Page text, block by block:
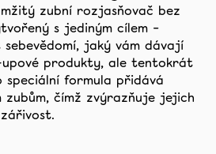
zubní rozjasňovač bez
s jediným cílem –
jaký vám dávají
upové produkty, ale tentokrát
speciální formula přidává
zubům, čímž zvýrazňuje jejich